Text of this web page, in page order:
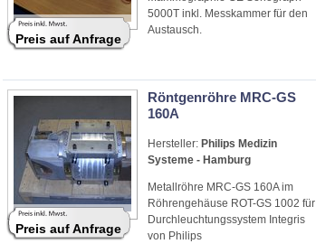
5000T inkl. Messkammer für den
Austausch.
Preis auf Anfrage
Röntgenröhre MRC-GS
160A
Hersteller: Philips Medizin
Systeme - Hamburg
Metallröhre MRC-GS 160A im
Röhrengehäuse ROT-GS 1002 für
Durchleuchtungssystem Integris
von Philips
Preis auf Anfrage